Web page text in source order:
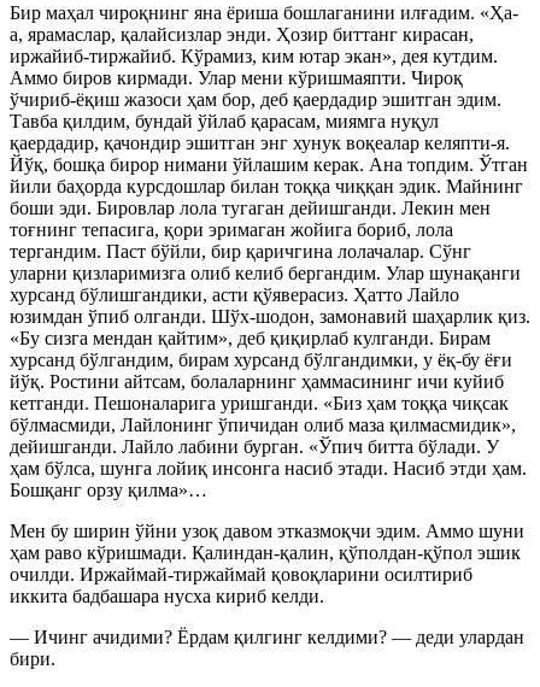
Бир маҳал чироқнинг яна ёриша бошлаганини илғадим. «Ҳа-
а, ярамаслар, қалайсизлар энди. Ҳозир биттанг кирасан,
иржайиб-тиржайиб. Кўрамиз, ким ютар экан», дея кутдим.
Аммо биров кирмади. Улар мени кўришмаяпти. Чироқ
ўчириб-ёқиш жазоси ҳам бор, деб қаердадир эшитган эдим.
Тавба қилдим, бундай ўйлаб қарасам, миямга нуқул
қаердадир, қачондир эшитган энг хунук воқеалар келяпти-я.
Йўқ, бошқа бирор нимани ўйлашим керак. Ана топдим. Ўтган
йили баҳорда курсдошлар билан тоққа чиққан эдик. Майнинг
боши эди. Бировлар лола тугаган дейишганди. Лекин мен
тоғнинг тепасига, қори эримаган жойига бориб, лола
тергандим. Паст бўйли, бир қаричгина лолачалар. Сўнг
уларни қизларимизга олиб келиб бергандим. Улар шунақанги
хурсанд бўлишгандики, асти қўяверасиз. Ҳатто Лайло
юзимдан ўпиб олганди. Шўх-шодон, замонавий шаҳарлик қиз.
«Бу сизга мендан қайтим», деб қиқирлаб кулганди. Бирам
хурсанд бўлгандим, бирам хурсанд бўлгандимки, у ёқ-бу ёғи
йўқ. Ростини айтсам, болаларнинг ҳаммасининг ичи куйиб
кетганди. Пешоналарига уришганди. «Биз ҳам тоққа чиқсак
бўлмасмиди, Лайлонинг ўпичидан олиб маза қилмасмидик»,
дейишганди. Лайло лабини бурган. «Ўпич битта бўлади. У
ҳам бўлса, шунга лойиқ инсонга насиб этади. Насиб этди ҳам.
Бошқанг орзу қилма»…
Мен бу ширин ўйни узоқ давом этказмоқчи эдим. Аммо шуни
ҳам раво кўришмади. Қалиндан-қалин, қўполдан-қўпол эшик
очилди. Иржаймай-тиржаймай қовоқларини осилтириб
иккита бадбашара нусха кириб келди.
— Ичинг ачидими? Ёрдам қилгинг келдими? — деди улардан
бири.